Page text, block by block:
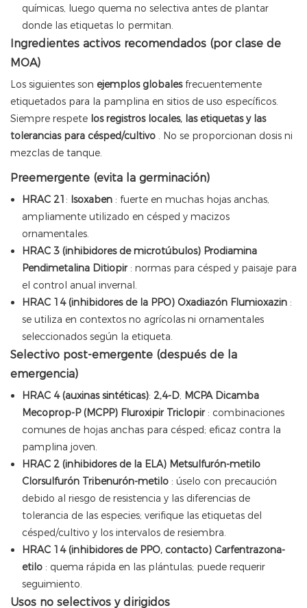
químicas, luego quema no selectiva antes de plantar
donde las etiquetas lo permitan.
Ingredientes activos recomendados (por clase de
MOA)
Los siguientes son ejemplos globalesfrecuentemente
etiquetados para la pamplina en sitios de uso específicos.
Siempre respete los registros locales, las etiquetas y las
tolerancias para césped/cultivo . No se proporcionan dosis ni
mezclas de tanque.
Preemergente (evita la germinación)
HRAC 21 : Isoxaben: fuerte en muchas hojas anchas,
ampliamente utilizado en césped y macizos
ornamentales.
HRAC 3 (inhibidores de microtúbulos) Prodiamina
Pendimetalina Ditiopir: normas para césped y paisaje para
el control anual invernal.
HRAC 14 (inhibidores de la PPO) Oxadiazón Flumioxazin:
se utiliza en contextos no agrícolas ni ornamentales
seleccionados según la etiqueta.
Selectivo post-emergente (después de la
emergencia)
HRAC 4 (auxinas sintéticas): 2,4-D, MCPA Dicamba
Mecoprop-P (MCPP) Fluroxipir Triclopir: combinaciones
comunes de hojas anchas para césped; eficaz contra la
pamplina joven.
HRAC 2 (inhibidores de la ELA) Metsulfurón-metilo
Clorsulfurón Tribenurón-metilo: úselo con precaución
debido al riesgo de resistencia y las diferencias de
tolerancia de las especies; verifique las etiquetas del
césped/cultivo y los intervalos de resiembra.
HRAC 14 (inhibidores de PPO, contacto) Carfentrazona-
etilo: quema rápida en las plántulas; puede requerir
seguimiento.
Usos no selectivos y dirigidos